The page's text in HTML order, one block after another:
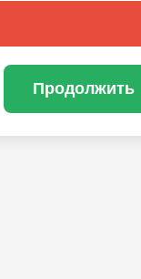
Продолжить